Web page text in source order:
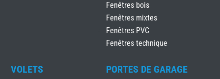
Fenêtres bois
Fenêtres mixtes
Fenêtres PVC
Fenêtres technique
VOLETS PORTES DE GARAGE